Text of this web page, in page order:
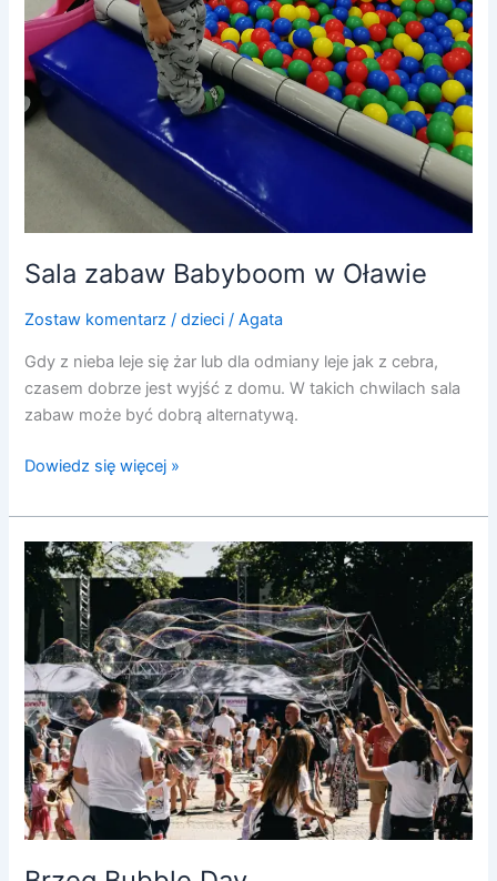
Sala zabaw Babyboom w Oławie
Zostaw komentarz /dzieci /Agata
Gdy z nieba leje się żar lub dla odmiany leje jak z cebra,
czasem dobrze jest wyjść z domu. W takich chwilach sala
zabaw może być dobrą alternatywą.
Dowiedz się więcej »
Brzeg
Bubble
Day